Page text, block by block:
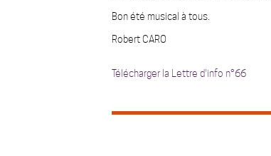
Bon été musical à tous.
Robert CARO
Télécharger la Lettre d'info n°66